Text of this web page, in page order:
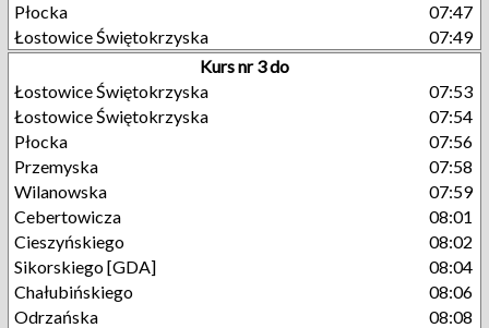
Płocka
07:47
Łostowice Świętokrzyska
07:49
Kurs nr 3 do
Łostowice Świętokrzyska
07:53
Łostowice Świętokrzyska
07:54
Płocka
07:56
Przemyska
07:58
Wilanowska
07:59
Cebertowicza
08:01
Cieszyńskiego
08:02
Sikorskiego [GDA]
08:04
Chałubińskiego
08:06
Odrzańska
08:08